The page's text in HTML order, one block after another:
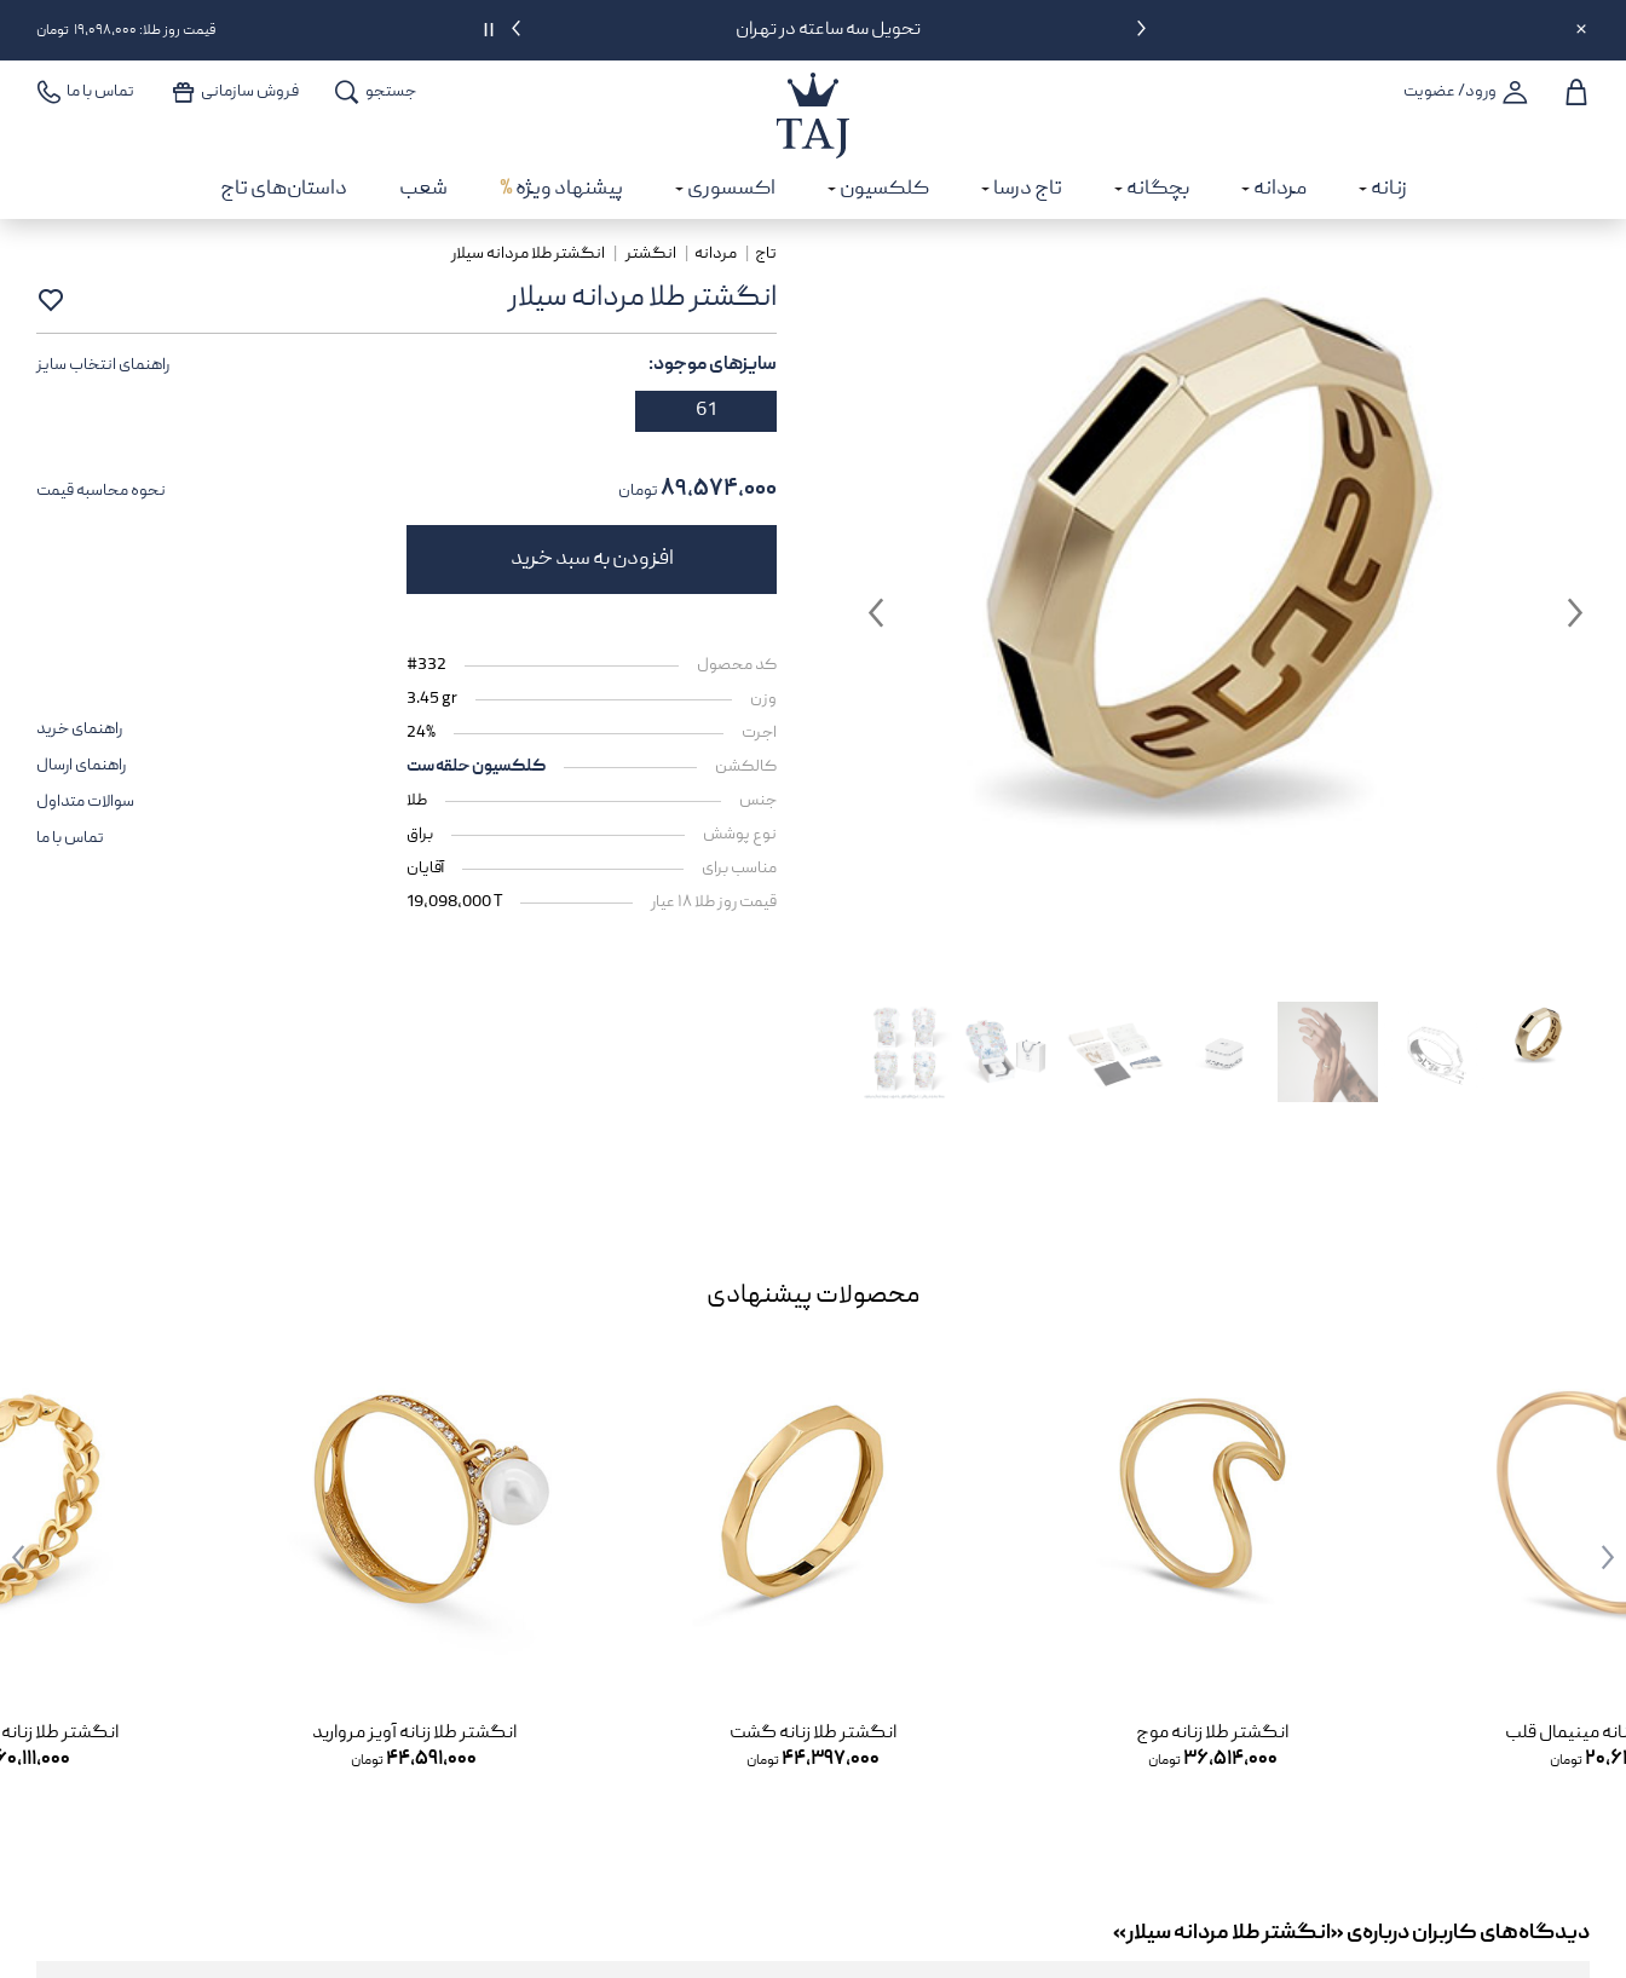
|| قیمت روز طلا: ۱۹,۰۹۸,۰۰۰ تومان
ورود/ عضویت جستجو فروش سازمانی تماس با ما
زنانه مردانه بچگانه تاج درسا کلکسیون اکسسوری پیشنهاد ویژه% شعب داستان‌های تاج
تاج مردانه انگشتر انگشتر طلا مردانه سیلار
انگشتر طلا مردانه سیلار
سایزهای موجود: راهنمای انتخاب سایز
61
۸۹,۵۷۴,۰۰۰تومان نحوه محاسبه قیمت
افزودن به سبد خرید
کد محصول
#332
وزن
3.45 gr
اجرت
24%
کالکشن
کلکسیون حلقه ست
جنس
طلا
نوع پوشش
براق
مناسب برای
آقایان
قیمت روز طلا ۱۸ عیار
19,098,000 T
راهنمای خرید
راهنمای ارسال
سوالات متداول
تماس با ما
محصولات پیشنهادی
مینیمال قلب
تومان
انگشتر طلا زنانه موج
۳۶,۵۱۴,۰۰۰ تومان
انگشتر طلا زنانه گشت
۴۴,۳۹۷,۰۰۰تومان
انگشتر طلا زنانه آویز مروارید
۴۴,۵۹۱,۰۰۰تومان
انگشتر طلا
دیدگاه‌های کاربران درباره‌ی «انگشتر طلا مردانه سیلار»